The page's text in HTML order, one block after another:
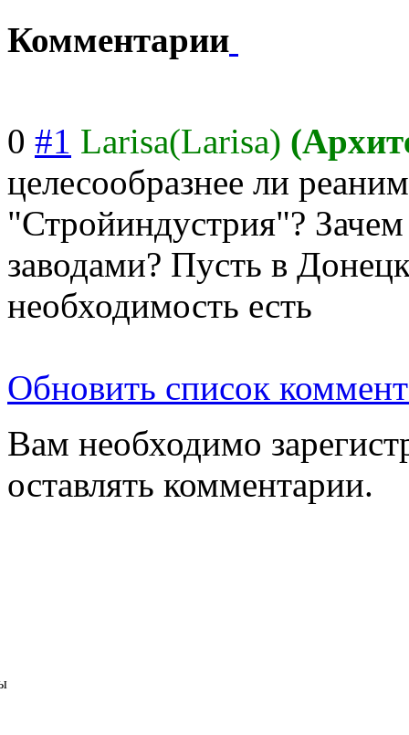
Комментарии
0 #1 Larisa(Larisa)
целесообразнее ли
"Стройиндустрия"?
заводами? Пусть в
необходимость есть
Обновить список
Вам необходимо
оставлять комментарии.